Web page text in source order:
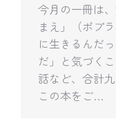
今月の一冊は
まえ」（ポプ
に生きるんだ
だ」と気づく
話など、合計
この本をご…